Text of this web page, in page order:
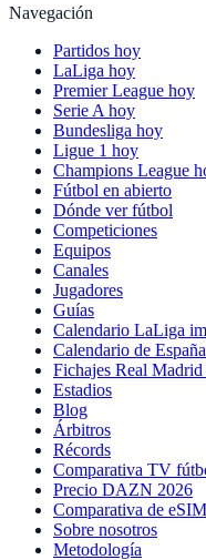
Navegación
Partidos hoy
LaLiga hoy
Premier League hoy
Serie A hoy
Bundesliga hoy
Ligue 1 hoy
Champions League
Fútbol en abierto
Dónde ver fútbol
Competiciones
Equipos
Canales
Jugadores
Guías
Calendario LaLiga
Calendario de
Fichajes Real
Estadios
Blog
Árbitros
Récords
Comparativa TV
Precio DAZN 2026
Comparativa de eSIM
Sobre nosotros
Metodología